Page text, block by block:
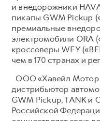
и внедорожники
пикапы GWM Pickup
премиальные
электромобили ORA
кроссоверы WEY
чем в 170 странах и
ООО «Хавейл Мотор
дистрибьютор
GWM Pickup, TANK и
Российской